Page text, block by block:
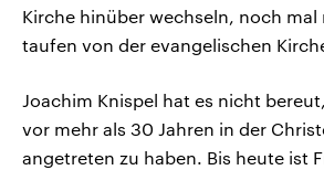
Kirche hinüber wechseln, noch
taufen von der evangelischen
Joachim Knispel hat es nicht
vor mehr als 30 Jahren in der
angetreten zu haben. Bis heute ist